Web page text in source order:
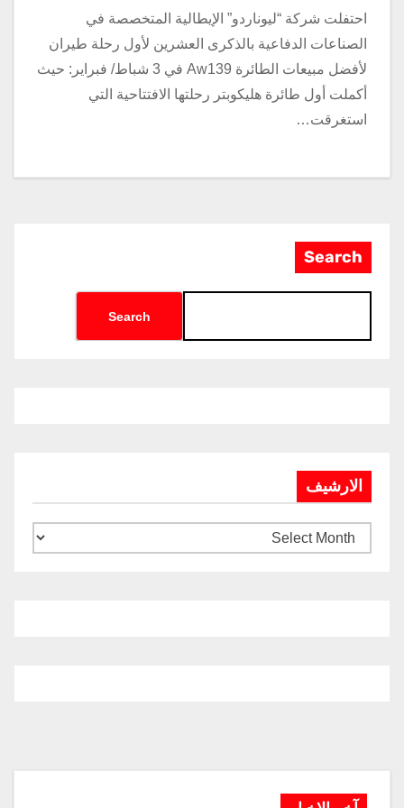
احتفلت شركة “ليوناردو” الإيطالية المتخصصة في
الصناعات الدفاعية بالذكرى العشرين لأول رحلة طيران
لأفضل مبيعات الطائرة Aw139 في 3 شباط/ فبراير: حيث
أكملت أول طائرة هليكوبتر رحلتها الافتتاحية التي
استغرقت…
Search
Search
الارشيف